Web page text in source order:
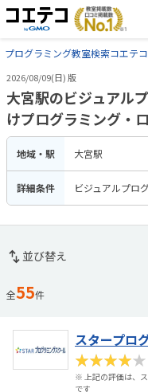
プログラミング教室検索コエテ
2026/08/09(日) 版
大宮駅のビジュアル
けプログラミング・
地域・駅 大宮駅
詳細条件 ビジュアルプロ
並び替え
全55件
スタープロ
★★★★★
※ 上記の評価は、
です